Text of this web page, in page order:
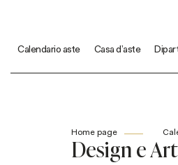
Calendario aste Casa d'aste
Home page
Design e